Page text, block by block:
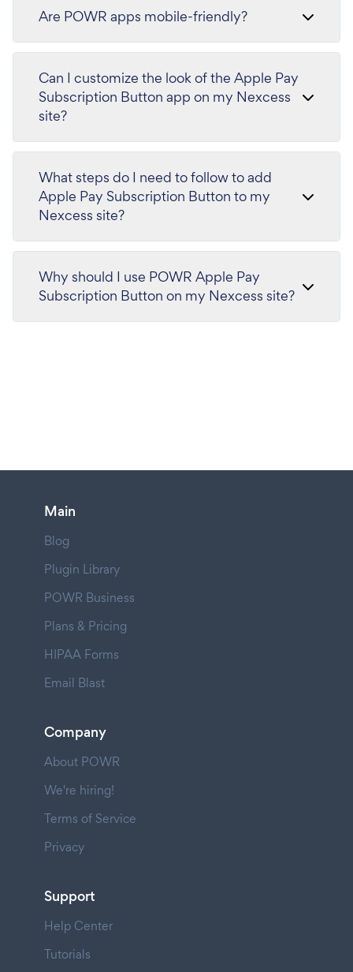
Are POWR apps mobile-friendly?
Can I customize the look of the Apple Pay
Subscription Button app on my Nexcess
site?
What steps do I need to follow to add
Apple Pay Subscription Button to my
Nexcess site?
Why should I use POWR Apple Pay
Subscription Button on my Nexcess site?
Main
Blog
Plugin Library
POWR Business
Plans & Pricing
HIPAA Forms
Email Blast
Company
About POWR
We're hiring!
Terms of Service
Privacy
Support
Help Center
Tutorials